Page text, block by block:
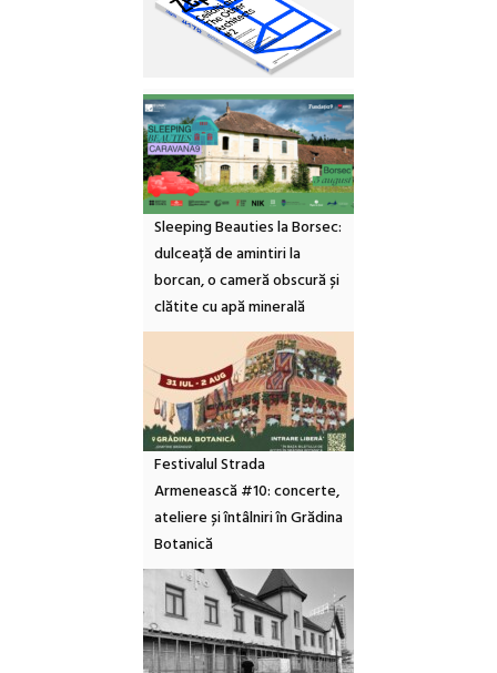
Sleeping Beauties la Borsec:
dulceață de amintiri la
borcan, o cameră obscură și
clătite cu apă minerală
Festivalul Strada
Armenească #10: concerte,
ateliere și întâlniri în Grădina
Botanică